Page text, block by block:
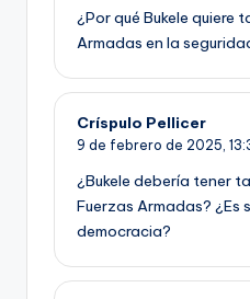
¿Por qué Bukele quiere
Armadas en la
Críspulo Pellicer
9 de febrero de 2025,
¿Bukele debería tener
Fuerzas Armadas? ¿Es
democracia?